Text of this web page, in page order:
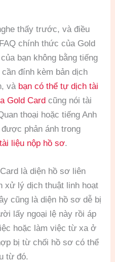
thấy trước, và điều
chính thức của Gold
bạn không bằng tiếng
đính kèm bản dịch
và bạn có thể tự dịch tài
Gold Card cũng nói tài
thoại hoặc tiếng Anh
phản ánh trong
liệu nộp hồ sơ.
là diện hồ sơ liên
xử lý dịch thuật linh hoạt
cũng là diện hồ sơ dễ bị
lấy ngoại lệ này rồi áp
hoặc làm việc từ xa ở
bị từ chối hồ sơ có thể
từ đó.